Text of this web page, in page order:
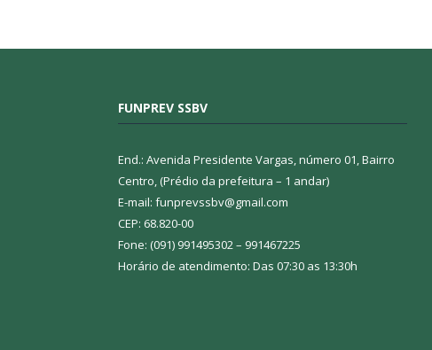
FUNPREV SSBV
End.: Avenida Presidente Vargas, número 01, Bairro
Centro, (Prédio da prefeitura – 1 andar)
E-mail: funprevssbv@gmail.com
CEP: 68.820-00
Fone: (091) 991495302 – 991467225
Horário de atendimento: Das 07:30 as 13:30h